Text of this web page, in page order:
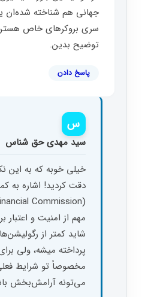
جهانی هم شناخته شده‌ان
سری بروکرهای خاص
توضیح بدین.
پاسخ دادن
س
سید مهدی حق شناس
خیلی خوبه که به این
دقت کردید! اشاره به
مهم از امنیت و اعتبار
شاید کمتر از
پرداخته میشه، ولی
مخصوصاً تو شرایط
می‌تونه آرامش‌بخش